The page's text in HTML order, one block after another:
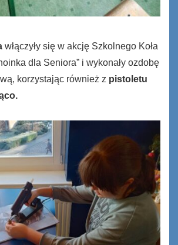
włączyły się w akcję Szkolnego Koła
dla Seniora” i wykonały ozdobę
korzystając również z pistoletu